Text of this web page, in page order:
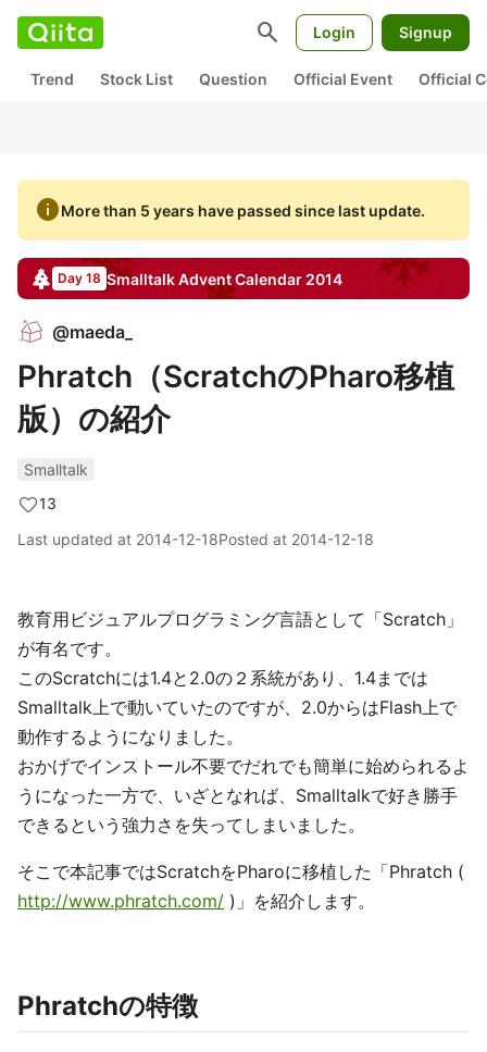
search Login Signup
Trend Stock List Question Official Event Official
infoMore than 5 years have passed since last update.
Day 18 SmalltalkAdvent Calendar 2014
@maeda_
Phratch（ScratchのPharo移植
版）の紹介
Smalltalk
13
Last updated at 2014-12-18Posted at 2014-12-18
教育用ビジュアルプログラミング言語として「Scratch」
が有名です。
このScratchには1.4と2.0の２系統があり、1.4までは
Smalltalk上で動いていたのですが、2.0からはFlash上で
動作するようになりました。
おかげでインストール不要でだれでも簡単に始められるよ
うになった一方で、いざとなれば、Smalltalkで好き勝手
できるという強力さを失ってしまいました。
そこで本記事ではScratchをPharoに移植した「Phratch (
http://www.phratch.com/ )」を紹介します。
Phratchの特徴